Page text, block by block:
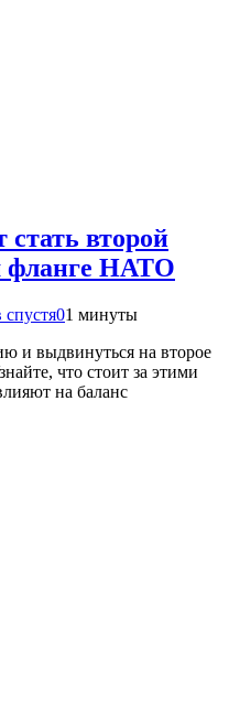
второй
фланге НАТО
спустя01 минуты
и выдвинуться на второе
что стоит за этими
на баланс